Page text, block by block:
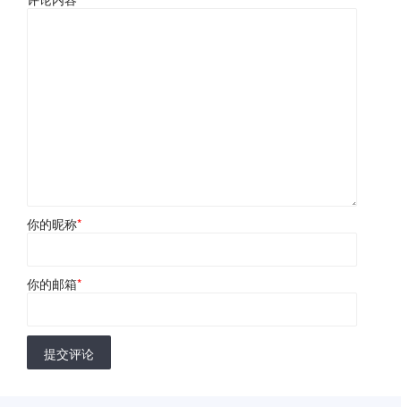
你的昵称*
你的邮箱*
提交评论